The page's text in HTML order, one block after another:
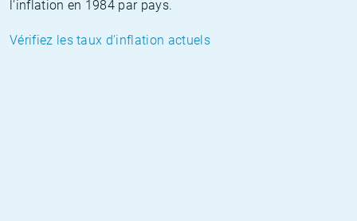
l'inflation en 1984 par pays.
Vérifiez les taux d'inflation actuels